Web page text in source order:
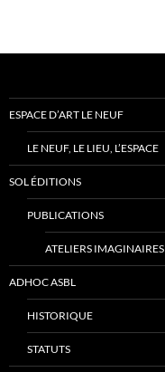
ESPACE D’ART LE NEUF
LE NEUF, LE LIEU, L’ESPACE
SOL ÉDITIONS
PUBLICATIONS
ATELIERS IMAGINAIRES
ADHOC ASBL
HISTORIQUE
STATUTS